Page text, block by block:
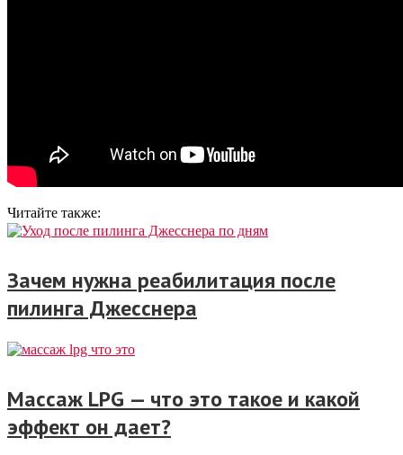
Читайте также:
Зачем нужна реабилитация после
пилинга Джесснера
Массаж LPG — что это такое и какой
эффект он дает?